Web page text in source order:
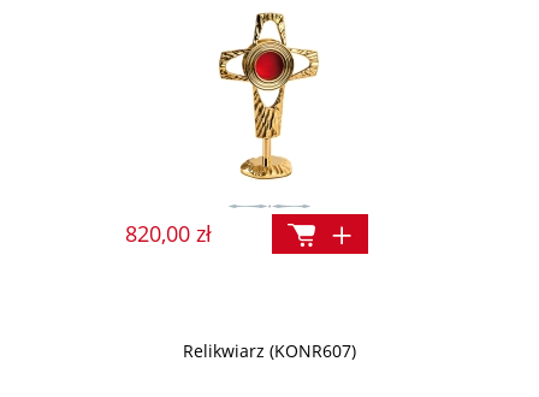
820,00 zł
Relikwiarz (KONR607)